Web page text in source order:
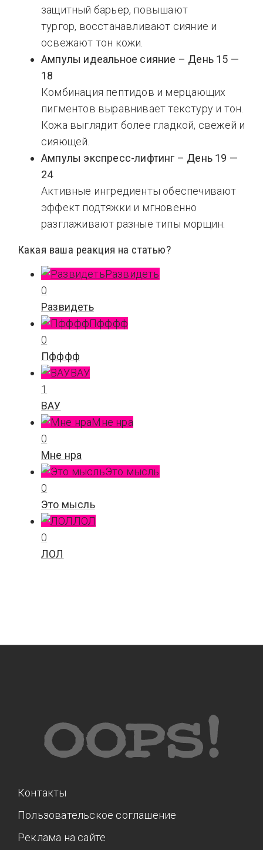
защитный барьер, повышают
тургор, восстанавливают сияние и
освежают тон кожи.
Ампулы идеальное сияние – День 15 —
18
Комбинация пептидов и мерцающих
пигментов выравнивает текстуру и тон.
Кожа выглядит более гладкой, свежей и
сияющей.
Ампулы экспресс-лифтинг – День 19 —
24
Активные ингредиенты обеспечивают
эффект подтяжки и мгновенно
разглаживают разные типы морщин.
Какая ваша реакция на статью?
Развидеть
0
Развидеть
Пфффф
0
Пфффф
ВАУ
1
ВАУ
Мне нра
0
Мне нра
Это мысль
0
Это мысль
ЛОЛ
0
ЛОЛ
Контакты
Пользовательское соглашение
Реклама на сайте